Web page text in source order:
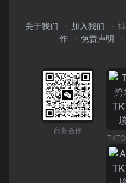
关于我们 加入我们
作
免责声明
商务合作